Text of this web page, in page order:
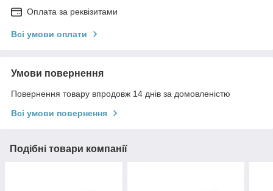
Оплата за реквізитами
Всі умови оплати
Умови повернення
Повернення товару впродовж 14 днів за домовленістю
Всі умови повернення
Подібні товари компанії